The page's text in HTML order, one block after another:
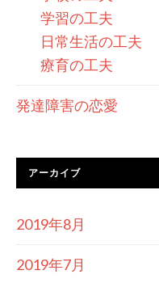
学習の工夫
日常生活の工夫
療育の工夫
発達障害の恋愛
アーカイブ
2019年8月
2019年7月